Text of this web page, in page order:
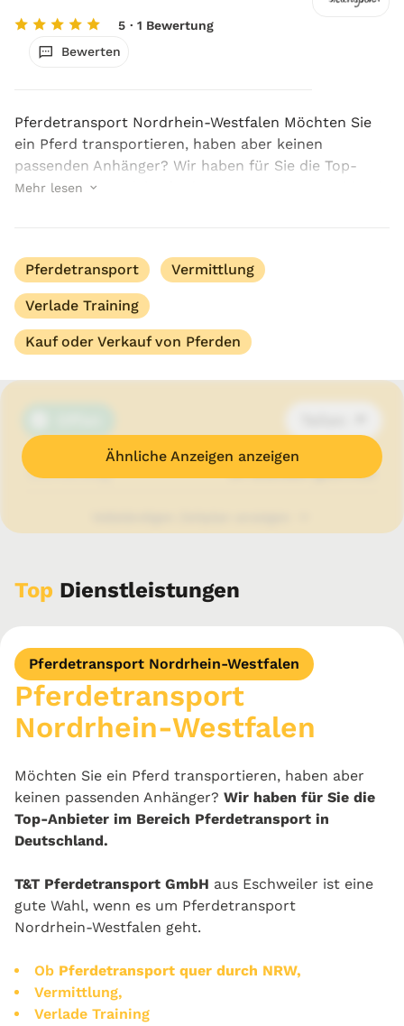
5 · 1 Bewertung
Bewerten
Pferdetransport Nordrhein-Westfalen Möchten Sie
ein Pferd transportieren, haben aber keinen
passenden Anhänger? Wir haben für Sie die Top-
Anbieter im Bereich Pferdetransport in Deutschland.
Mehr lesen
Pferdetransport Vermittlung
Verlade Training
Kauf oder Verkauf von Pferden
Donnerstag 24 Stunden geöffnet
Telefon anzeigen
E-Mail anzeigen
Website anzeigen
Ähnliche Anzeigen anzeigen
Top Dienstleistungen
Pferdetransport Nordrhein-Westfalen
Pferdetransport
Nordrhein-Westfalen
Möchten Sie ein Pferd transportieren, haben aber
keinen passenden Anhänger? Wir haben für Sie die
Top-Anbieter im Bereich Pferdetransport in
Deutschland.
T&T Pferdetransport GmbH aus Eschweiler ist eine
gute Wahl, wenn es um Pferdetransport
Nordrhein‑Westfalen geht.
Ob Pferdetransport quer durch NRW,
Vermittlung,
Verlade Training